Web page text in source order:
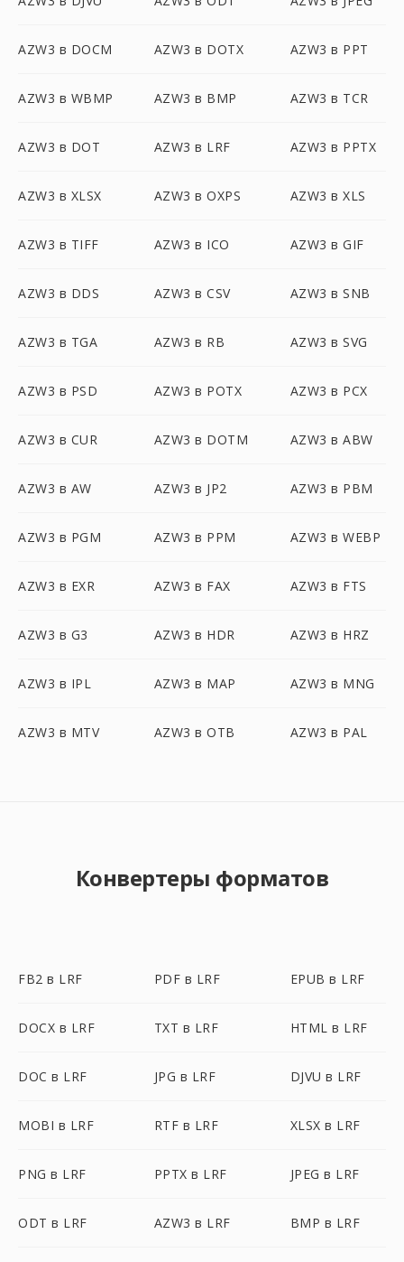
AZW3 в DOCM AZW3 в DOTX AZW3 в PPT
AZW3 в WBMP AZW3 в BMP AZW3 в TCR
AZW3 в DOT AZW3 в LRF AZW3 в PPTX
AZW3 в XLSX AZW3 в OXPS AZW3 в XLS
AZW3 в TIFF AZW3 в ICO AZW3 в GIF
AZW3 в DDS AZW3 в CSV AZW3 в SNB
AZW3 в TGA AZW3 в RB AZW3 в SVG
AZW3 в PSD AZW3 в POTX AZW3 в PCX
AZW3 в CUR AZW3 в DOTM AZW3 в ABW
AZW3 в AW AZW3 в JP2 AZW3 в PBM
AZW3 в PGM AZW3 в PPM AZW3 в WEBP
AZW3 в EXR AZW3 в FAX AZW3 в FTS
AZW3 в G3 AZW3 в HDR AZW3 в HRZ
AZW3 в IPL AZW3 в MAP AZW3 в MNG
AZW3 в MTV AZW3 в OTB AZW3 в PAL
Конвертеры форматов
FB2 в LRF PDF в LRF EPUB в LRF
DOCX в LRF TXT в LRF HTML в LRF
DOC в LRF JPG в LRF DJVU в LRF
MOBI в LRF RTF в LRF XLSX в LRF
PNG в LRF PPTX в LRF JPEG в LRF
ODT в LRF AZW3 в LRF BMP в LRF